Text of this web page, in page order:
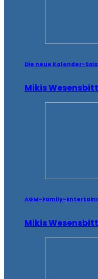
Die neue Kalender-
Mikis
AGM-Family-
Mikis